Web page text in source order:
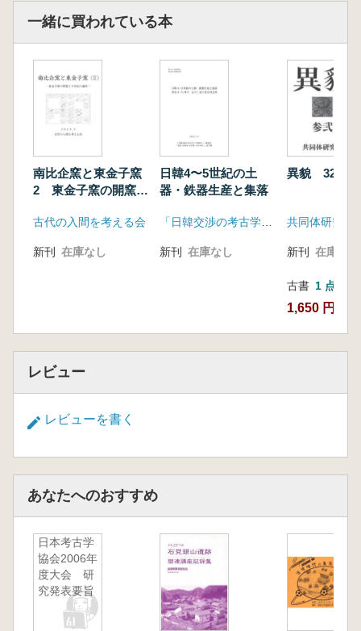
一緒に買われている本
南比企窯と東金子窯
2 東金子窯の開窯と
古代の入間を考える会
新刊 在庫なし
日韓4〜5世紀の土
器・鉄器生産と集落
「日韓交渉の考古学 古墳時代」研究会
新刊 在庫なし
異貌 32号
共同体研究会
新刊 在庫なし
古書 1 点
1,650 円
レビュー
レビューを書く
あなたへのおすすめ
日本考古学
協会2006年
度大会 研
究発表要旨